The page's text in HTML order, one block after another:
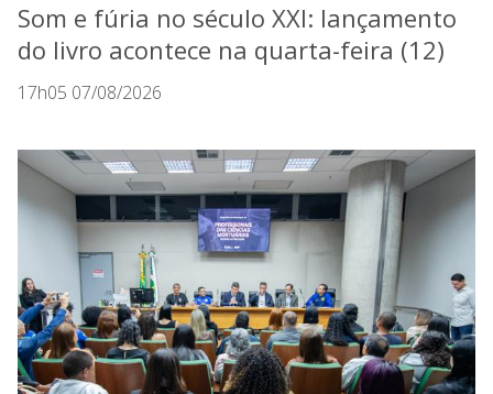
Som e fúria no século XXI: lançamento
do livro acontece na quarta-feira (12)
17h05 07/08/2026